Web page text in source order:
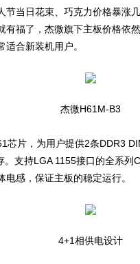
当日花束、巧克力价格暴涨
有福了，杰微旗下主板价格依
合新装机用户。
杰微H61M-B3
片，为用户提供2条DDR3
支持LGA 1155接口的全系列
感，保证主板的稳定运行。
4+1相供电设计